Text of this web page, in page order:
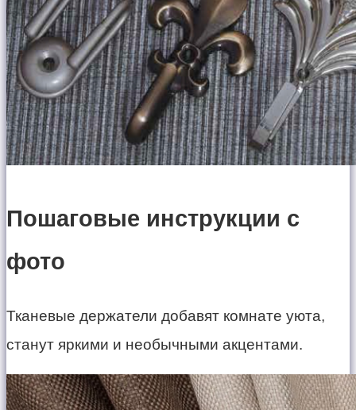
Пошаговые инструкции с
фото
Тканевые держатели добавят комнате уюта,
станут яркими и необычными акцентами.